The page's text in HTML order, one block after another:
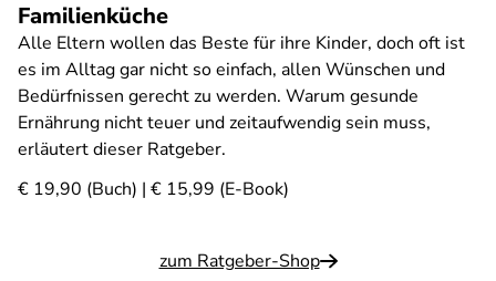
Familienküche
Alle Eltern wollen das Beste für ihre Kinder, doch oft ist
es im Alltag gar nicht so einfach, allen Wünschen und
Bedürfnissen gerecht zu werden. Warum gesunde
Ernährung nicht teuer und zeitaufwendig sein muss,
erläutert dieser Ratgeber.
€ 19,90 (Buch) | € 15,99 (E-Book)
zum Ratgeber-Shop